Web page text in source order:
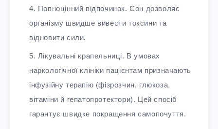
Повноцінний відпочинок. Сон дозволяє
організму швидше вивести токсини та
відновити сили.
Лікувальні крапельниці. В умовах
наркологічної клініки пацієнтам призначають
інфузійну терапію (фізрозчин, глюкоза,
вітаміни й гепатопротектори). Цей спосіб
гарантує швидке покращення самопочуття.